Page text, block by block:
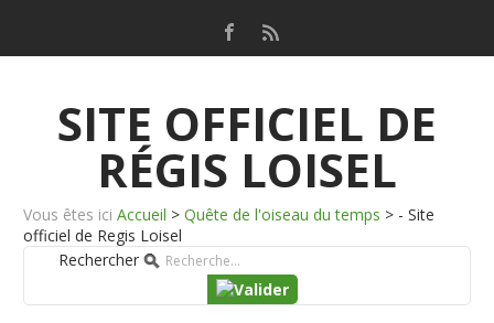
SITE OFFICIEL DE
RÉGIS LOISEL
Vous êtes ici Accueil > Quête de l'oiseau du temps > - Site
officiel de Regis Loisel
Rechercher